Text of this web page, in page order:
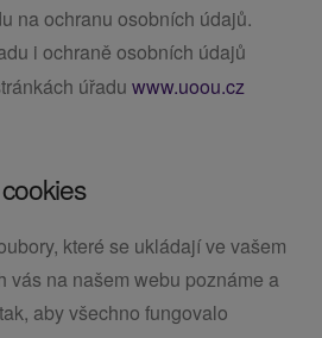
na ochranu osobních údajů.
i ochraně osobních údajů
úřadu www.uoou.cz
které se ukládají ve vašem
vás na našem webu poznáme a
aby všechno fungovalo